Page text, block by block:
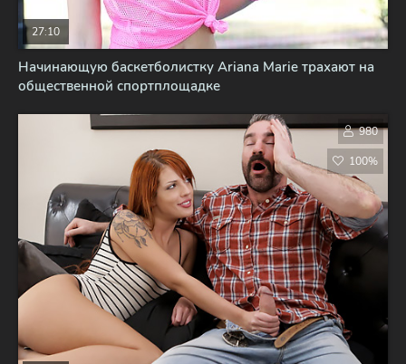
Начинающую баскетболистку Ariana Marie трахают на
общественной спортплощадке
27:10
980
100%